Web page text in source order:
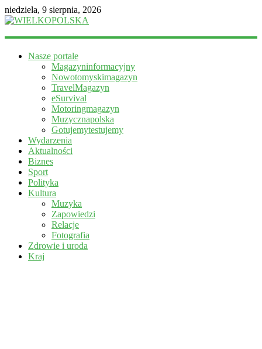
niedziela, 9 sierpnia, 2026
WIELKOPOLSKA
informacyjny
Nasze portale
Magazyninformacyjny
Nowotomyskimagazyn
TravelMagazyn
eSurvival
Motoringmagazyn
Muzycznapolska
Gotujemytestujemy
Wydarzenia
Aktualności
Biznes
Sport
Polityka
Kultura
Muzyka
Zapowiedzi
Relacje
Fotografia
Zdrowie i uroda
Kraj